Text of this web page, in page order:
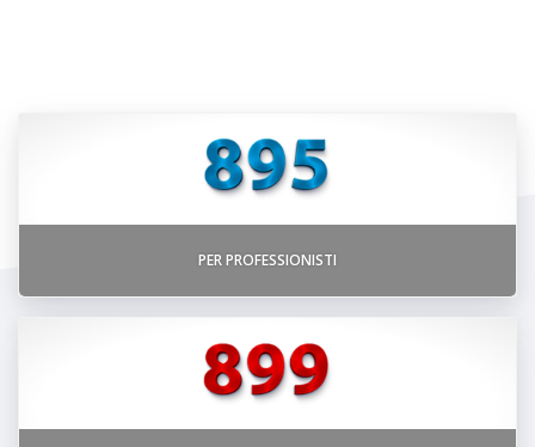
PER PROFESSIONISTI